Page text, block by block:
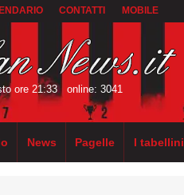
CONTATTI MOBILE
ore 21:33 online: 3041
News Pagelle I tabellini